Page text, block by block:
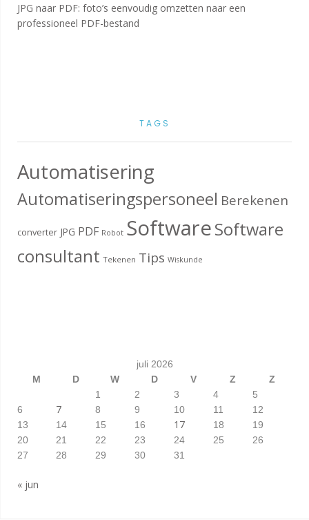
JPG naar PDF: foto’s eenvoudig omzetten naar een
professioneel PDF-bestand
TAGS
Automatisering
Automatiseringspersoneel Berekenen
converter JPG PDF Robot SoftwareSoftware
consultant Tekenen Tips Wiskunde
juli 2026
M
D W D V Z
Z
1
2 3 4
5
6
7 8 9 10 11
12
13
14 15 16 17 18
19
20
21 22 23 24 25
26
27
28 29 30 31
« jun